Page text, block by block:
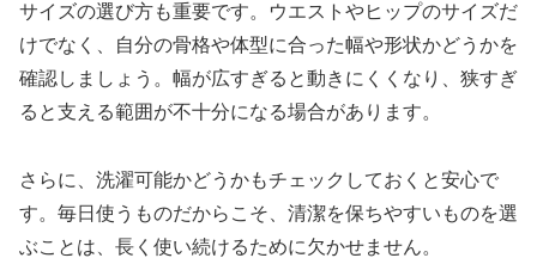
サイズの選び方も重要です。ウエストやヒップのサイズだ
けでなく、自分の骨格や体型に合った幅や形状かどうかを
確認しましょう。幅が広すぎると動きにくくなり、狭すぎ
ると支える範囲が不十分になる場合があります。
さらに、洗濯可能かどうかもチェックしておくと安心で
す。毎日使うものだからこそ、清潔を保ちやすいものを選
ぶことは、長く使い続けるために欠かせません。